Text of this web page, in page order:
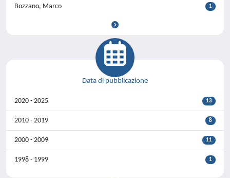
Bozzano, Marco 1
Data di pubblicazione
2020 - 2025 13
2010 - 2019 8
2000 - 2009 11
1998 - 1999 1